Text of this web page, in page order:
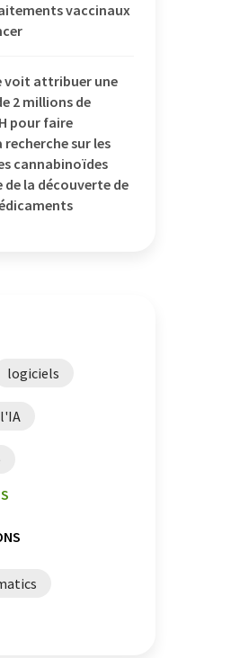
vaccinaux
voit attribuer une
2 millions de
pour faire
recherche sur les
cannabinoïdes
de la découverte de
logiciels
de la vie
médicament